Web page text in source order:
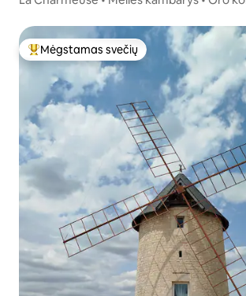
Svečių mėgstamiausias
Mėgstamas svečių